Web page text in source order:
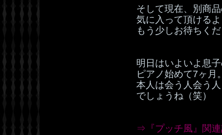
そして現在、別商
気に入って頂ける
もう少しお待ちく
明日はいよいよ息
ピアノ始めて7ヶ月
本人は会う人会う
でしょうね（笑）
⇒『プッチ風』関